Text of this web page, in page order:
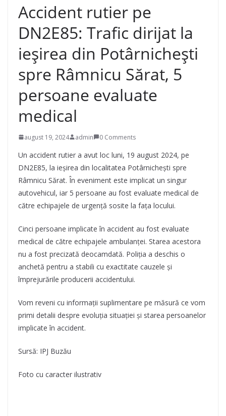
Accident rutier pe
DN2E85: Trafic dirijat la
ieșirea din Potârnichești
spre Râmnicu Sărat, 5
persoane evaluate
medical
august 19, 2024 admin 0 Comments
Un accident rutier a avut loc luni, 19 august 2024, pe
DN2E85, la ieșirea din localitatea Potârnichești spre
Râmnicu Sărat. În eveniment este implicat un singur
autovehicul, iar 5 persoane au fost evaluate medical de
către echipajele de urgență sosite la fața locului.
Cinci persoane implicate în accident au fost evaluate
medical de către echipajele ambulanței. Starea acestora
nu a fost precizată deocamdată. Poliția a deschis o
anchetă pentru a stabili cu exactitate cauzele și
împrejurările producerii accidentului.
Vom reveni cu informații suplimentare pe măsură ce vom
primi detalii despre evoluția situației și starea persoanelor
implicate în accident.
Sursă: IPJ Buzău
Foto cu caracter ilustrativ